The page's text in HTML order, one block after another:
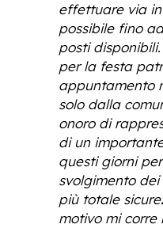
effettuare via
possibile fino
posti
per la festa
appuntamento
solo dalla
onoro di
di un
questi giorni
svolgimento
più totale
motivo mi corre